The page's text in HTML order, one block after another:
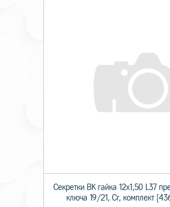
Секретки BK гайка 12х1,50 L37
ключа 19/21, Cr, комплект